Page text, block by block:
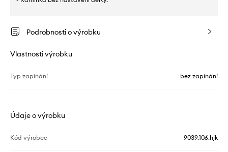
Podrobnosti o výrobku
Vlastnosti výrobku
Typ zapínání bez zapínání
Údaje o výrobku
Kód výrobce 9039.106.hjk